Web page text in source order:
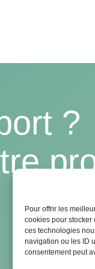
Pour offrir les
cookies pour stocker
ces technologies
navigation ou les ID
consentement peut
?